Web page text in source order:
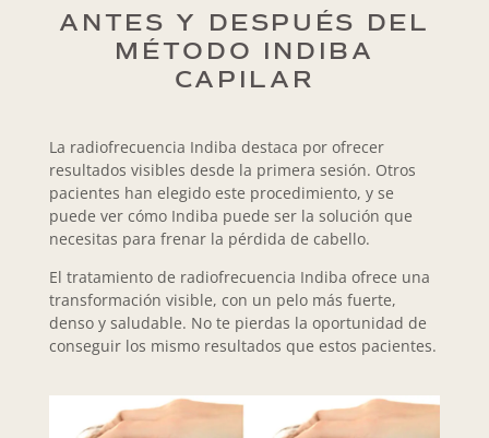
ANTES Y DESPUÉS DEL
MÉTODO INDIBA
CAPILAR
La radiofrecuencia Indiba destaca por ofrecer
resultados visibles desde la primera sesión. Otros
pacientes han elegido este procedimiento, y se
puede ver cómo Indiba puede ser la solución que
necesitas para frenar la pérdida de cabello.
El tratamiento de radiofrecuencia Indiba ofrece una
transformación visible, con un pelo más fuerte,
denso y saludable. No te pierdas la oportunidad de
conseguir los mismo resultados que estos pacientes.